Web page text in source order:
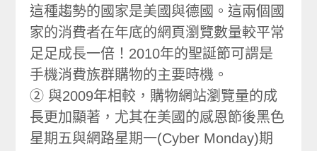
這種趨勢的國家是美國與德國。這兩個國
家的消費者在年底的網頁瀏覽數量較平常
足足成長一倍！2010年的聖誕節可謂是
手機消費族群購物的主要時機。
② 與2009年相較，購物網站瀏覽量的成
長更加顯著，尤其在美國的感恩節後黑色
星期五與網路星期一(Cyber Monday)期